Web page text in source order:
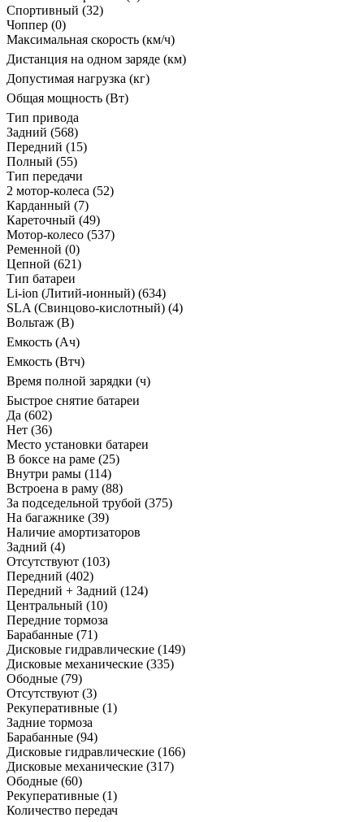
Спортивный (32)
Чоппер (0)
Максимальная скорость (км/ч)
Дистанция на одном заряде (км)
Допустимая нагрузка (кг)
Общая мощность (Вт)
Тип привода
Задний (568)
Передний (15)
Полный (55)
Тип передачи
2 мотор-колеса (52)
Карданный (7)
Кареточный (49)
Мотор-колесо (537)
Ременной (0)
Цепной (621)
Тип батареи
Li-ion (Литий-ионный) (634)
SLA (Свинцово-кислотный) (4)
Вольтаж (В)
Емкость (Ач)
Емкость (Втч)
Время полной зарядки (ч)
Быстрое снятие батареи
Да (602)
Нет (36)
Место установки батареи
В боксе на раме (25)
Внутри рамы (114)
Встроена в раму (88)
За подседельной трубой (375)
На багажнике (39)
Наличие амортизаторов
Задний (4)
Отсутствуют (103)
Передний (402)
Передний + Задний (124)
Центральный (10)
Передние тормоза
Барабанные (71)
Дисковые гидравлические (149)
Дисковые механические (335)
Ободные (79)
Отсутствуют (3)
Рекуперативные (1)
Задние тормоза
Барабанные (94)
Дисковые гидравлические (166)
Дисковые механические (317)
Ободные (60)
Рекуперативные (1)
Количество передач